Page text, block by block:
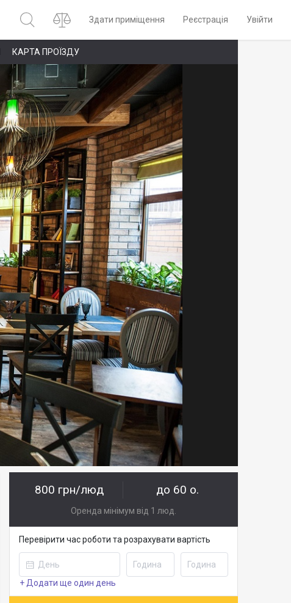
Здати приміщення Реєстрація Увійти
КАРТА ПРОЇЗДУ
800 грн/люд до 60 о.
Оренда мінімум від 1 люд.
Перевірити час роботи та розрахувати вартість
+ Додати ще один день